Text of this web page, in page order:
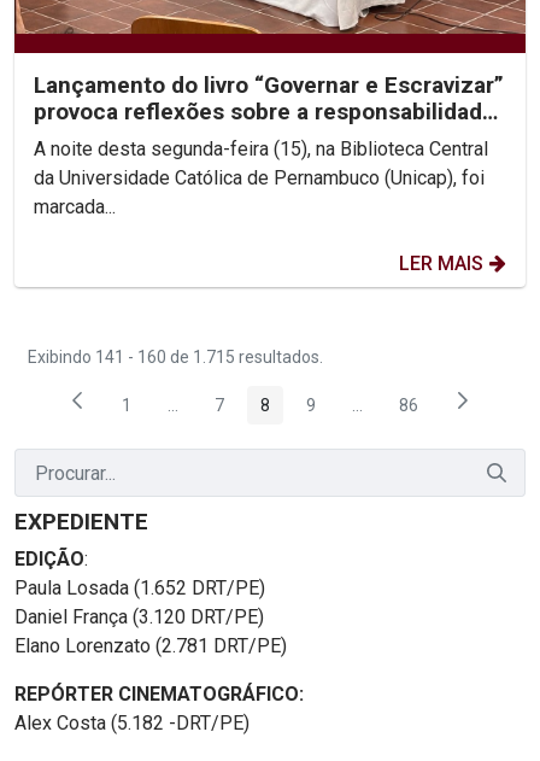
Lançamento do livro “Governar e Escravizar”
provoca reflexões sobre a responsabilidade
histórica...
A noite desta segunda-feira (15), na Biblioteca Central
da Universidade Católica de Pernambuco (Unicap), foi
marcada...
LER MAIS
Exibindo 141 - 160 de 1.715 resultados.
Página
1 ...Páginas intermediárias Usar ABA para navegar.
Página
7 Página
8 Página
9 ...Páginas intermediárias
Página
86
EXPEDIENTE
EDIÇÃO:
Paula Losada (1.652 DRT/PE)
Daniel França (3.120 DRT/PE)
Elano Lorenzato (2.781 DRT/PE)
REPÓRTER CINEMATOGRÁFICO:
Alex Costa (5.182 -DRT/PE)